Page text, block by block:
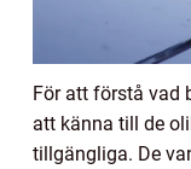
För att förstå vad
att känna till de
tillgängliga. De